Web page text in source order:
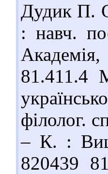
Дудик П.
: навч.
81.411.4
філолог.
– К. :
820439